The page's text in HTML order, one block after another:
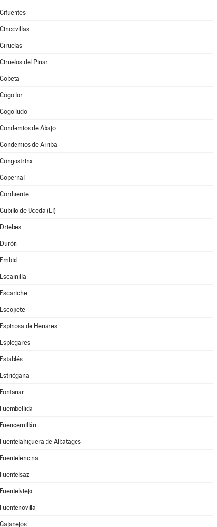
Cifuentes
Cincovillas
Ciruelas
Ciruelos del Pinar
Cobeta
Cogollor
Cogolludo
Condemios de Abajo
Condemios de Arriba
Congostrina
Copernal
Corduente
Cubillo de Uceda (El)
Driebes
Durón
Embid
Escamilla
Escariche
Escopete
Espinosa de Henares
Esplegares
Establés
Estriégana
Fontanar
Fuembellida
Fuencemillán
Fuentelahiguera de Albatages
Fuentelencina
Fuentelsaz
Fuentelviejo
Fuentenovilla
Gajanejos